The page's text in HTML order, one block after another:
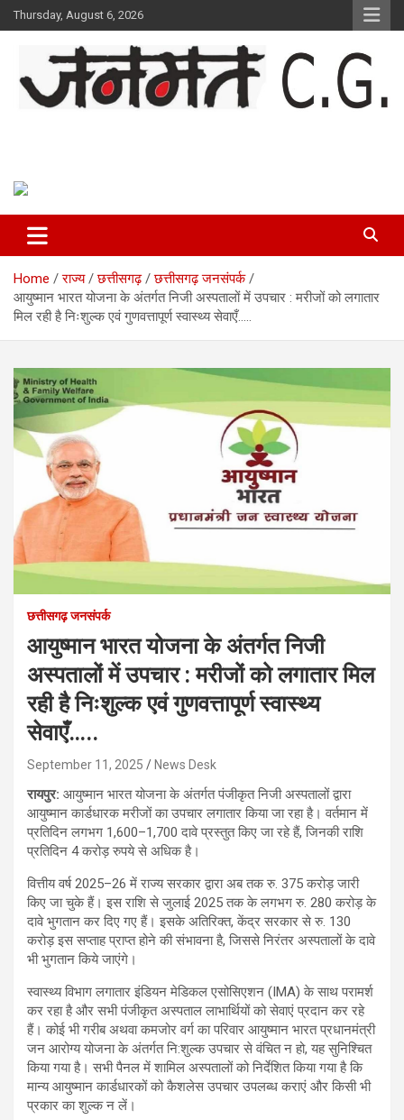
Skip
to
Thursday, August 6, 2026
Home राज्य छत्तीसगढ़
छत्तीसगढ़ जनसंपर्क
आयुष्मान भारत योजना के अंतर्गत निजी अस्पतालों में उपचार : मरीजों को लगातार
मिल रही है निःशुल्क एवं गुणवत्तापूर्ण स्वास्थ्य सेवाएँ…..
छत्तीसगढ़ जनसंपर्क
आयुष्मान भारत योजना के अंतर्गत निजी
अस्पतालों में उपचार : मरीजों को लगातार मिल
रही है निःशुल्क एवं गुणवत्तापूर्ण स्वास्थ्य
सेवाएँ…..
September 11, 2025 News Desk
रायपुर: आयुष्मान भारत योजना के अंतर्गत पंजीकृत निजी अस्पतालों द्वारा
आयुष्मान कार्डधारक मरीजों का उपचार लगातार किया जा रहा है। वर्तमान में
प्रतिदिन लगभग 1,600–1,700 दावे प्रस्तुत किए जा रहे हैं, जिनकी राशि
प्रतिदिन 4 करोड़ रुपये से अधिक है।
वित्तीय वर्ष 2025–26 में राज्य सरकार द्वारा अब तक रु. 375 करोड़ जारी
किए जा चुके हैं। इस राशि से जुलाई 2025 तक के लगभग रु. 280 करोड़ के
दावे भुगतान कर दिए गए हैं। इसके अतिरिक्त, केंद्र सरकार से रु. 130
करोड़ इस सप्ताह प्राप्त होने की संभावना है, जिससे निरंतर अस्पतालों के दावे
भी भुगतान किये जाएंगे।
स्वास्थ्य विभाग लगातार इंडियन मेडिकल एसोसिएशन (IMA) के साथ परामर्श
कर रहा है और सभी पंजीकृत अस्पताल लाभार्थियों को सेवाएं प्रदान कर रहे
हैं। कोई भी गरीब अथवा कमजोर वर्ग का परिवार आयुष्मान भारत प्रधानमंत्री
जन आरोग्य योजना के अंतर्गत नि:शुल्क उपचार से वंचित न हो, यह सुनिश्चित
किया गया है। सभी पैनल में शामिल अस्पतालों को निर्देशित किया गया है कि
मान्य आयुष्मान कार्डधारकों को कैशलेस उपचार उपलब्ध कराएं और किसी भी
प्रकार का शुल्क न लें।